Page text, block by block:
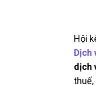
Hội
Dịch
dịch
thuế,